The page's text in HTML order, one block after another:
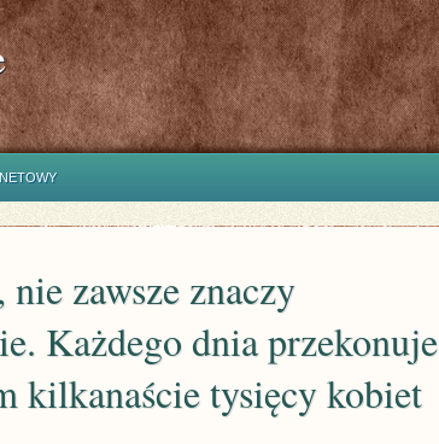
zawsze znaczy
Każdego dnia przekonuje
kilkanaście tysięcy kobiet